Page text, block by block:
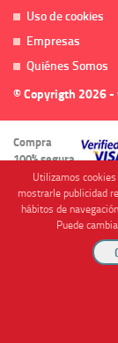
Uso de cookies
Empresas
Quiénes Somos
© Copyrigth 2026
Compra
100% segura
Cofinanciado por
Utilizamos
mostrarle publicidad
hábitos de
Puede